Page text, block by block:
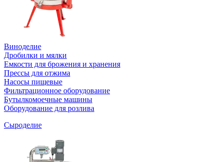
Виноделие
Дробилки и мялки
Емкости для брожения и хранения
Прессы для отжима
Насосы пищевые
Фильтрационное оборудование
Бутылкомоечные машины
Оборудование для розлива
Сыроделие